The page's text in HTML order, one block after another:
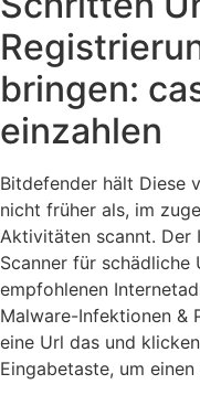
bringen:
einzahlen
Bitdefender hält Diese
nicht früher als, im
Aktivitäten scannt. Der
Scanner für schädliche
empfohlenen
Malware-Infektionen &
eine Url das und
Eingabetaste, um